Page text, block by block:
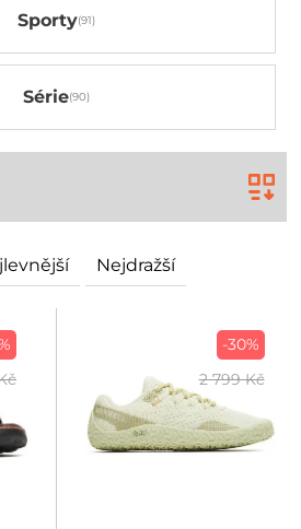
Sporty
Série
Nejdražší
-30%
2 799 Kč